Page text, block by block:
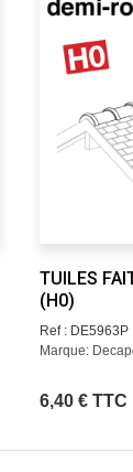
TUILES
(H0)
Ref : DE5963P
Marque:
6,40 € TTC